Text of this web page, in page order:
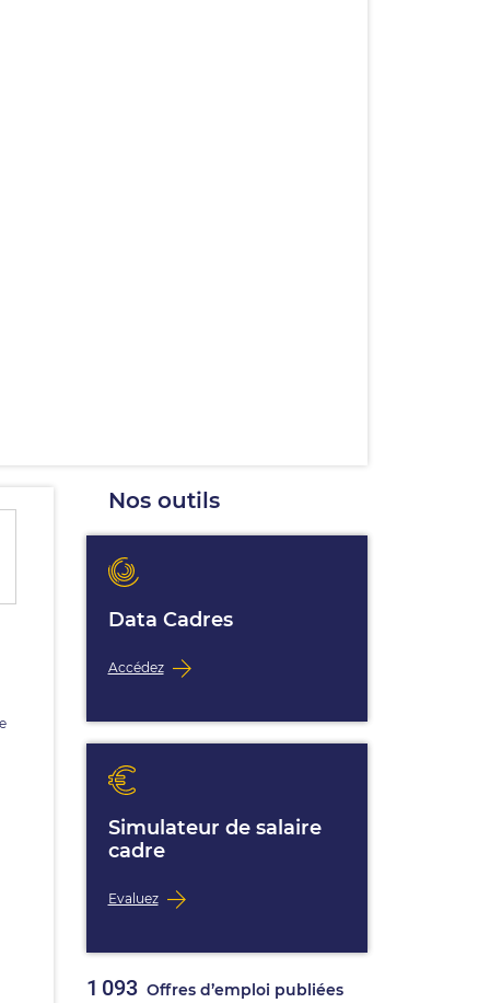
Nos outils
Data Cadres
Accédez
Simulateur de salaire
cadre
Evaluez
1 093 Offres d’emploi publiées